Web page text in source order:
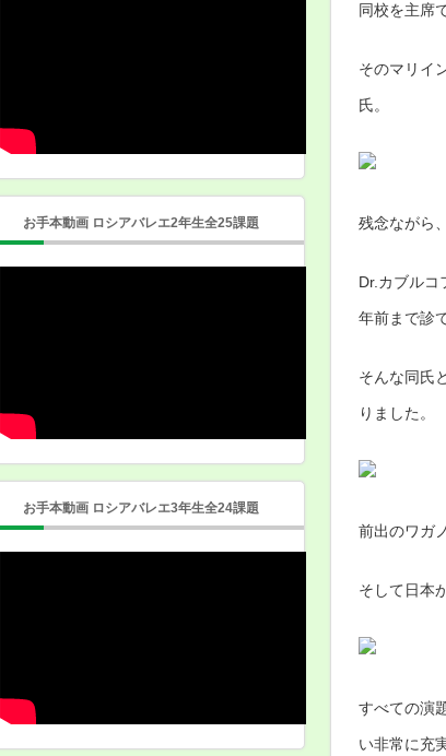
同校を主席
そのマリイ
氏。
残念ながら
Dr.カブルコ
年前まで診
そんな同氏
りました。
前出のワガ
そして日本
すべての演
い非常に充
お手本動画 ロシアバレエ2年生全25課題
お手本動画 ロシアバレエ3年生全24課題